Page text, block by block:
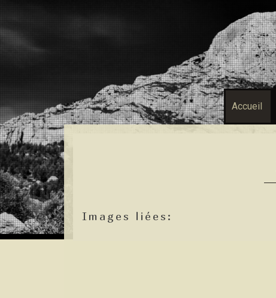
Accueil
Images liées: